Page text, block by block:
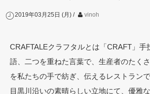
2019年03月25日 (月) vinoh
CRAFTALEクラフタルとは「CRAFT」手
語、二つを重ねた言葉で、生産者のたく
を私たちの手で紡ぎ、伝えるレストランで
目黒川沿いの素晴らしい立地にて、優雅